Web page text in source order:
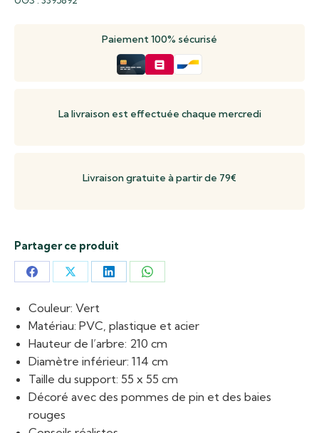
Couleur: Vert
Matériau: PVC, plastique et acier
Hauteur de l’arbre: 210 cm
Diamètre inférieur: 114 cm
Taille du support: 55 x 55 cm
Décoré avec des pommes de pin et des baies
rouges
Paiement 100% sécurisé
La livraison est effectuée chaque mercredi
Livraison gratuite à partir de 79€
Partager ce produit
Partager
sur
Facebook
Partager
sur
X
Partager
LinkedIn
Partager
WhatsApp